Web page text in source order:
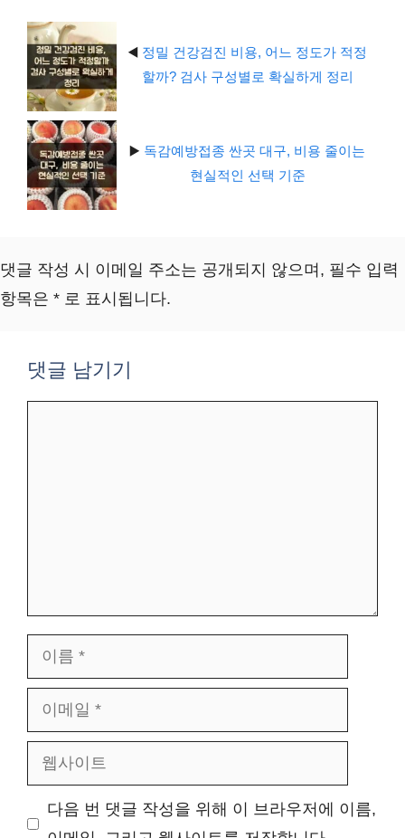
◀️ 정밀 건강검진 비용, 어느 정도가 적정
할까? 검사 구성별로 확실하게 정리
▶️ 독감예방접종 싼곳 대구, 비용 줄이는
현실적인 선택 기준
댓글 작성 시 이메일 주소는 공개되지 않으며, 필수 입력
항목은 * 로 표시됩니다.
댓글 남기기
름
메
사
다음 번 댓글 작성을 위해 이 브라우저에 이름,